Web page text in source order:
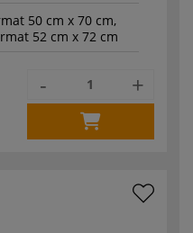
50 cm x 70 cm,
52 cm x 72 cm
- +